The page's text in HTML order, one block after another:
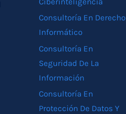
Consultoría En Derecho
Informático
Consultoría En
Seguridad De La
Información
Consultoría En
Protección De Datos Y